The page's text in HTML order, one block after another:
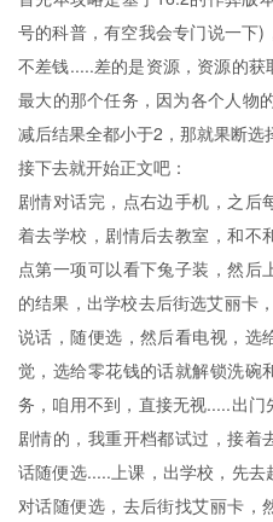
号的科普，有空我会专门说一下
不差钱.....差的是资源，资源的
最大的那个任务，因为各个人物
减后结果全都小于2，那就果断选
接下去就开始正文吧：
剧情对话完，点右边手机，之后
着去学校，剧情后去教室，和不
点第一项可以看下兔子装，然后
的结果，出学校去后街选艾丽卡
说话，随便选，然后看电视，选
觉，选给零花钱的话就解锁洗碗
务，咱用不到，直接无视.....出
剧情的，我重开档都试过，接着
话随便选.....上课，出学校，先
对话随便选，去后街找艾丽卡，